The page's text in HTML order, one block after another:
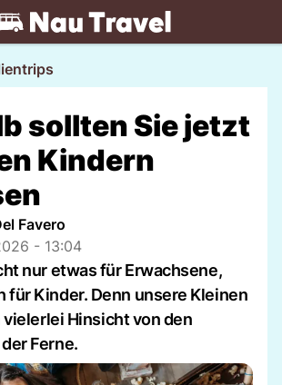
sollten Sie jetzt
Kindern
Favero
- 13:04
nur etwas für Erwachsene,
für Kinder. Denn unsere Kleinen
Hinsicht von den
Ferne.